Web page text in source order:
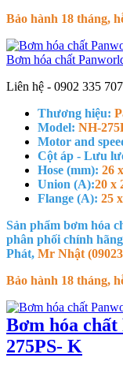
Bảo hành 18 tháng,
Bơm hóa chất
Liên hệ - 0902 335
Thương hiệu:
Model: NH-
Motor and
Cột áp - Lưu
Hose (mm): 26
Union (A):20 x
Flange (A): 25
Sản phẩm bơm hóa
phân phối chính
Phát, Mr Nhật
Bảo hành 18 tháng,
Bơm hóa
275PS- K